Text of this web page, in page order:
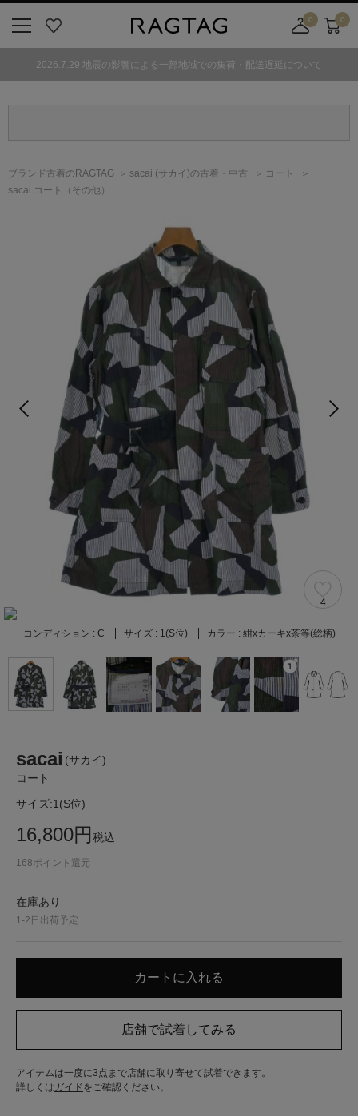
気
0
舗
カ
ト
0
2026.7.29 地震の影響による一部地域での集荷・配送遅延について
ブランド古着のRAGTAG sacai (サカイ)の古着・中古
コート
sacai コート（その他）
4
コンディション : C サイズ : 1(S位) カラー : 紺xカーキx茶等(総柄)
sacai (サカイ)
コート
サイズ:1(S位)
16,800円税込
168ポイント還元
在庫あり
1-2日出荷予定
アイテムは一度に3点まで店舗に取り寄せて試着できます。
詳しくはガイド をご確認ください。